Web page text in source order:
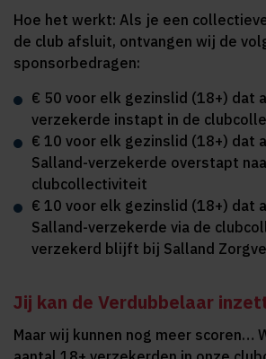
Hoe het werkt: Als je een
de club afsluit, ontvangen wij de
sponsorbedragen:
€ 50 voor elk gezinslid (18+) dat
verzekerde instapt in de
€ 10 voor elk gezinslid (18+) dat
Salland-verzekerde overstapt
clubcollectiviteit
€ 10 voor elk gezinslid (18+) dat
Salland-verzekerde via de
verzekerd blijft bij Salland
Jij kan de Verdubbelaar
Maar wij kunnen nog meer scoren…